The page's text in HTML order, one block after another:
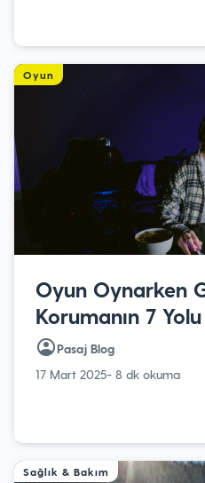
Oyun
Oyun Oynarken
Korumanın 7 Yolu
Pasaj Blog
17 Mart 2025- 8 dk okuma
Sağlık & Bakım